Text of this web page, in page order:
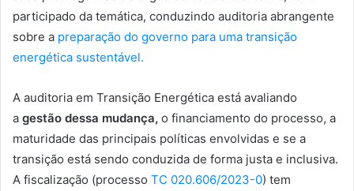
participado da temática, conduzindo auditoria abrangente
sobre a preparação do governo para uma transição
energética sustentável.
A auditoria em Transição Energética está avaliando
a gestão dessa mudança, o financiamento do processo, a
maturidade das principais políticas envolvidas e se a
transição está sendo conduzida de forma justa e inclusiva.
A fiscalização (processo TC 020.606/2023-0) tem